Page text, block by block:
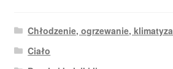
Chłodzenie, ogrzewanie,
Ciało